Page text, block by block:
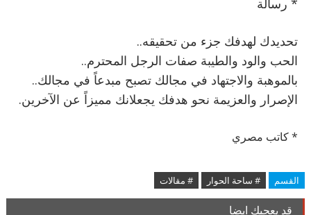
* رسالة
تحديدك لهدفك جزء من تحقيقه..
الحب والود والطيبة صفات الرجل المحترم..
بالموهبة والاجتهاد في مجالك تصبح مبدعاً في مجالك..
الإصرار والعزيمة نحو هدفك يجعلانك مميزاً عن الآخرين.
* كاتب مصري
القسم # ساحة الحوار # مقالات
قد يعجبك ايضا